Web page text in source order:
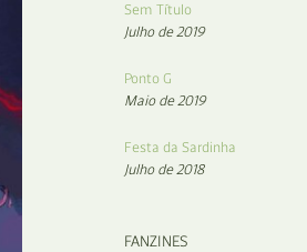
Sem Título
Julho de 2019
Ponto G
Maio de 2019
Festa da Sardinha
Julho de 2018
FANZINES